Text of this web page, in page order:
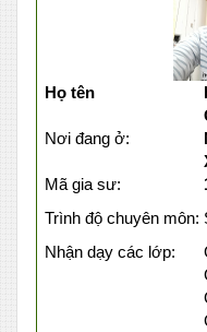
Họ tên
Nơi đang ở:
Mã gia sư:
Trình độ chuyên môn:
Nhận dạy các lớp: